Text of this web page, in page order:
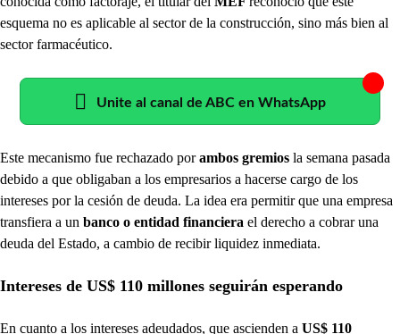
esquema no es aplicable al sector de la construcción, sino más bien al
sector farmacéutico.
Unite al canal de ABC en WhatsApp
Este mecanismo fue rechazado porambos gremios la semana pasada
debido a que obligaban a los empresarios a hacerse cargo de los
intereses por la cesión de deuda. La idea era permitir que una empresa
transfiera a un banco o entidad financiera el derecho a cobrar una
deuda del Estado, a cambio de recibir liquidez inmediata.
Intereses de US$ 110 millones seguirán esperando
En cuanto a los intereses adeudados, que ascienden a US$ 110